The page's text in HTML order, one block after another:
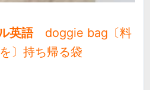
英語 doggie bag〔料
〕持ち帰る袋